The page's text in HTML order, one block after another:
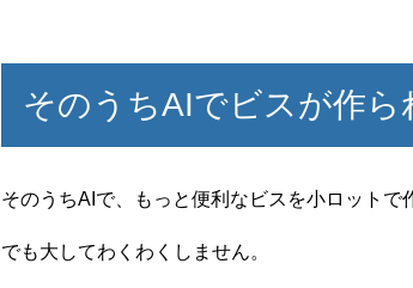
そのうちAIでビスが作ら
そのうちAIで、もっと便利なビスを小ロットで
でも大してわくわくしません。